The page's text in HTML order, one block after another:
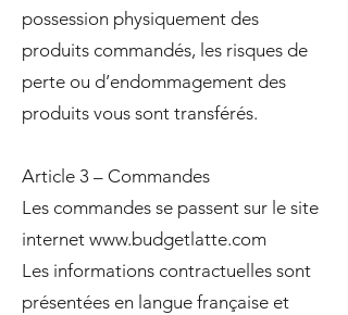
possession physiquement des
produits commandés, les risques de
perte ou d’endommagement des
produits vous sont transférés.
Article 3 – Commandes
Les commandes se passent sur le site
internet www.budgetlatte.com
Les informations contractuelles sont
présentées en langue française et